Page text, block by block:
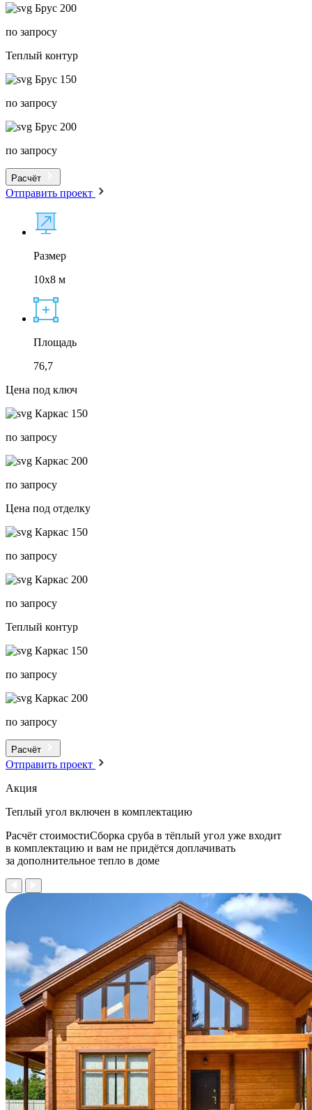
Брус 200
по запросу
Теплый контур
Брус 150
по запросу
Брус 200
по запросу
Расчёт
Отправить проект
Размер
10x8 м
Площадь
76,7
Цена под ключ
Каркас 150
по запросу
Каркас 200
по запросу
Цена под отделку
Каркас 150
по запросу
Каркас 200
по запросу
Теплый контур
Каркас 150
по запросу
Каркас 200
по запросу
Расчёт
Отправить проект
Акция
Теплый угол включен в комплектацию
Расчёт стоимостиСборка сруба в тёплый угол уже входит
в комплектацию и вам не придётся доплачивать
за дополнительное тепло в доме